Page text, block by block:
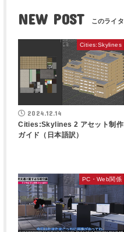
NEW POST
Cities:Skylines
2024.12.14
Cities:Skylines 2 アセット制作
ガイド（日本語訳）
PC・Web関係